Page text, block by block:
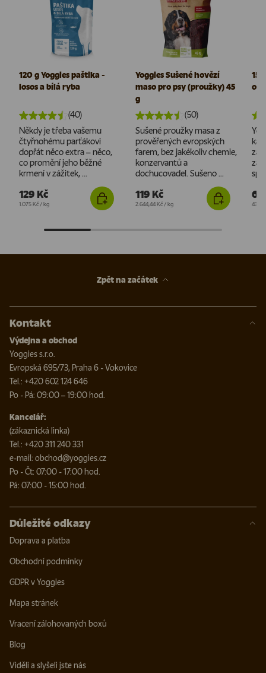
120 g Yoggies paštika -
losos a bílá ryba
(40)
Někdy je třeba vašemu
čtyřnohému parťákovi
dopřát něco extra – něco,
co promění jeho běžné
krmení v zážitek, ...
129 Kč
Cena za jednotku
1.075 Kč/kg
Yoggies Sušené hovězí
maso pro psy (proužky) 45
g
(50)
Sušené proužky masa z
prověřených evropských
farem, bez jakékoliv chemie,
konzervantů a
dochucovadel. Sušeno ...
119 Kč
Cena za jednotku
2.644,44 Kč/kg
65
Cena
Zpět na začátek
Kontakt
Výdejna a obchod
Yoggies s.r.o.
Evropská 695/73, Praha 6 - Vokovice
Tel.: +420 602 124 646
Po - Pá: 09:00 – 19:00 hod.
Kancelář:
(zákaznická linka)
Tel.: +420 311 240 331
e-mail: obchod@yoggies.cz
Po - Čt: 07:00 - 17:00 hod.
Pá: 07:00 - 15:00 hod.
Důležité odkazy
Doprava a platba
Obchodní podmínky
GDPR v Yoggies
Mapa stránek
Vracení zálohovaných boxů
Blog
Viděli a slyšeli jste nás